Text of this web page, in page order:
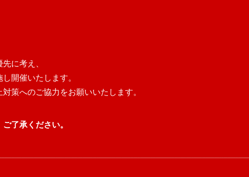
に考え、
開催いたします。
対策へのご協力をお願いいたします。
了承ください。